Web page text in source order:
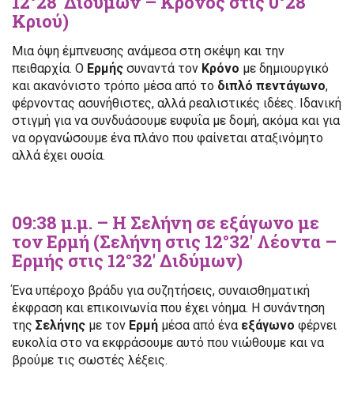
Κριού)
Μια όψη έμπνευσης ανάμεσα στη σκέψη και την
πειθαρχία. Ο Ερμής συναντά τον Κρόνο με δημιουργικό
και ακανόνιστο τρόπο μέσα από το διπλό πεντάγωνο,
φέρνοντας ασυνήθιστες, αλλά ρεαλιστικές ιδέες. Ιδανική
στιγμή για να συνδυάσουμε ευφυΐα με δομή, ακόμα και για
να οργανώσουμε ένα πλάνο που φαίνεται αταξινόμητο
αλλά έχει ουσία.
09:38 μ.μ. – Η Σελήνη σε εξάγωνο με
τον Ερμή (Σελήνη στις 12°32′ Λέοντα –
Ερμής στις 12°32′ Διδύμων)
Ένα υπέροχο βράδυ για συζητήσεις, συναισθηματική
έκφραση και επικοινωνία που έχει νόημα. Η συνάντηση
της Σελήνης με τον Ερμή μέσα από ένα εξάγωνο φέρνει
ευκολία στο να εκφράσουμε αυτό που νιώθουμε και να
βρούμε τις σωστές λέξεις.